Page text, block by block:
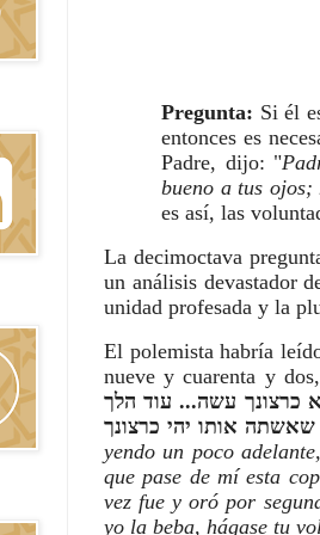
Pregunta: Si él
entonces es
Padre, dijo: "
bueno a tus
es así, las
La decimoctava
un análisis devastador
unidad profesada y la
El polemista habría
nueve y cuarenta y
כרצונך עשה... עוד הלך
yendo un poco
que pase de mí esta
vez fue y oró por
yo la beba, hágase tu